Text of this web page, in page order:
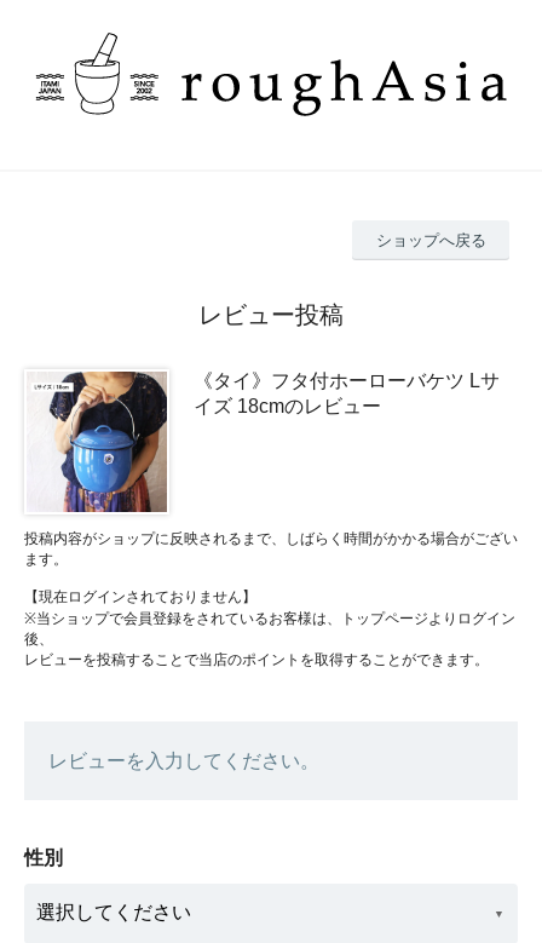
ショップへ戻る
レビュー投稿
《タイ》フタ付ホーローバケツ Lサ
イズ 18cmのレビュー
投稿内容がショップに反映されるまで、しばらく時間がかかる場合がござい
ます。
【現在ログインされておりません】
※当ショップで会員登録をされているお客様は、トップページよりログイン
後、
レビューを投稿することで当店のポイントを取得することができます。
レビューを入力してください。
性別